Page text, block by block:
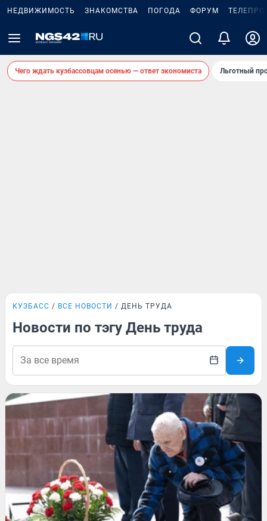
НЕДВИЖИМОСТЬ ЗНАКОМСТВА ПОГОДА ФОРУМ
Чего ждать кузбассовцам осенью — ответ экономиста Льготный
КУЗБАСС ВСЕ НОВОСТИ ДЕНЬ ТРУДА
Новости по тэгу День труда